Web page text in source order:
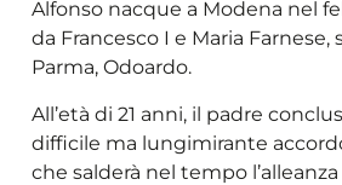
Alfonso nacque a Modena nel
da Francesco I e Maria Farnese,
Parma, Odoardo.
All’età di 21 anni, il padre
difficile ma lungimirante
che salderà nel tempo